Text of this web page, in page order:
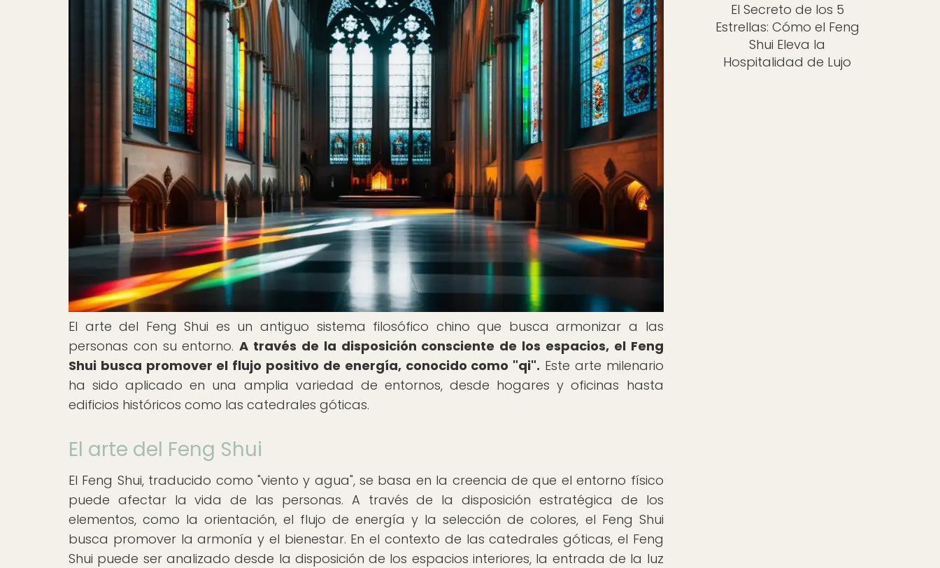
El arte del Feng Shui es un antiguo sistema filosófico chino que busca armonizar a las
personas con su entorno.A través de la disposición consciente de los espacios, el Feng
Shui busca promover el flujo positivo de energía, conocido como "qi". Este arte milenario
ha sido aplicado en una amplia variedad de entornos, desde hogares y oficinas hasta
edificios históricos como las catedrales góticas.
El arte del Feng Shui
El Feng Shui, traducido como "viento y agua", se basa en la creencia de que el entorno físico
puede afectar la vida de las personas. A través de la disposición estratégica de los
elementos, como la orientación, el flujo de energía y la selección de colores, el Feng Shui
busca promover la armonía y el bienestar. En el contexto de las catedrales góticas, el Feng
Shui puede ser analizado desde la disposición de los espacios interiores, la entrada de la luz
El Secreto de los 5
Estrellas: Cómo el Feng
Shui Eleva la
Hospitalidad de Lujo